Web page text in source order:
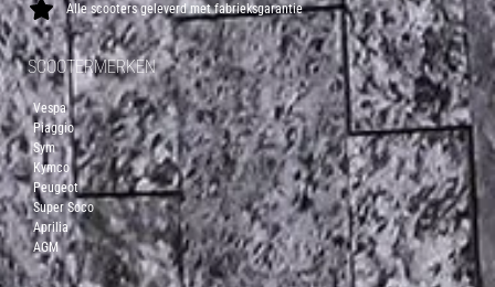
Alle scooters geleverd met fabrieksgarantie
SCOOTERMERKEN
Vespa
Piaggio
Sym
Kymco
Peugeot
Super Soco
Aprilia
AGM